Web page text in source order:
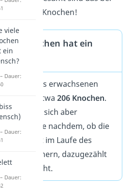
106 Knochen!
viele Knochen hat ein
eines erwachsenen
hat etwa 206 Knochen.
Anzahl kann sich aber
Je nachdem, ob die
die erst im Laufe des
verknöchern, dazugezählt
oder nicht.
viele
ein
Dauer:
Dauer:
Dauer: